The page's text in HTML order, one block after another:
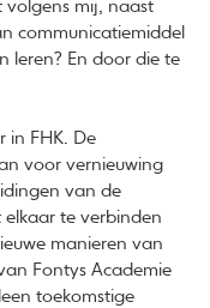
volgens mij, naast
communicatiemiddel
leren? En door die te
in FHK. De
voor vernieuwing
van de
elkaar te verbinden
manieren van
Fontys Academie
toekomstige